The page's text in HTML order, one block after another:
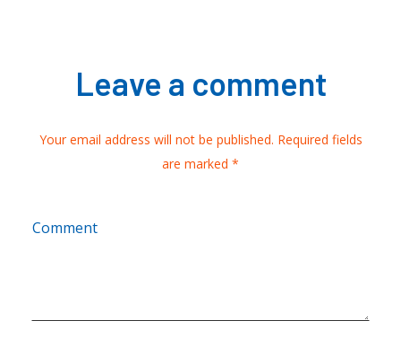
Leave a comment
Your email address will not be published. Required fields
are marked *